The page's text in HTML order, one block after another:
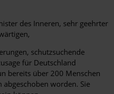
des Inneren, sehr geehrter
schutzsuchende
für Deutschland
bereits über 200 Menschen
abgeschoben worden. Sie